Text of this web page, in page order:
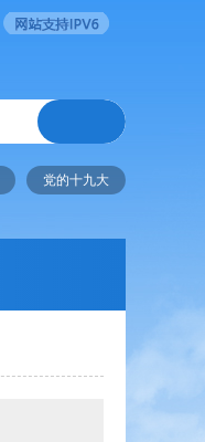
党的十九大